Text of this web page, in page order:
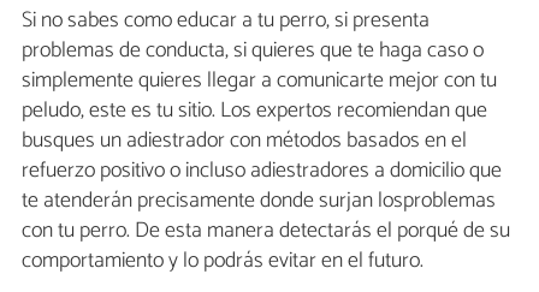
Si no sabes como educar a tu perro, si presenta
problemas de conducta, si quieres que te haga caso o
simplemente quieres llegar a comunicarte mejor con tu
peludo, este es tu sitio. Los expertos recomiendan que
busques un adiestrador con métodos basados en el
refuerzo positivo o incluso adiestradores a domicilio que
te atenderán precisamente donde surjan losproblemas
con tu perro. De esta manera detectarás el porqué de su
comportamiento y lo podrás evitar en el futuro.